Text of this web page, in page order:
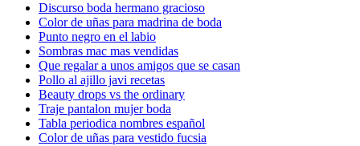
Discurso boda hermano gracioso
Color de uñas para madrina de boda
Punto negro en el labio
Sombras mac mas vendidas
Que regalar a unos amigos que se casan
Pollo al ajillo javi recetas
Beauty drops vs the ordinary
Traje pantalon mujer boda
Tabla periodica nombres español
Color de uñas para vestido fucsia